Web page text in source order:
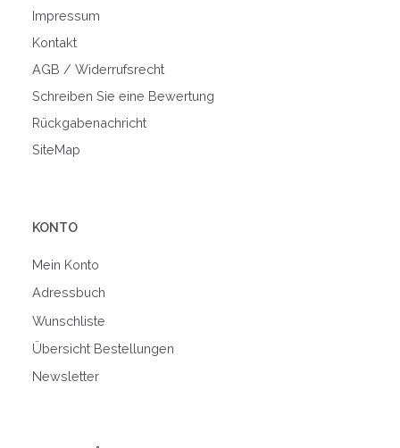
Impressum
Kontakt
AGB / Widerrufsrecht
Schreiben Sie eine Bewertung
Rückgabenachricht
SiteMap
KONTO
Mein Konto
Adressbuch
Wunschliste
Übersicht Bestellungen
Newsletter